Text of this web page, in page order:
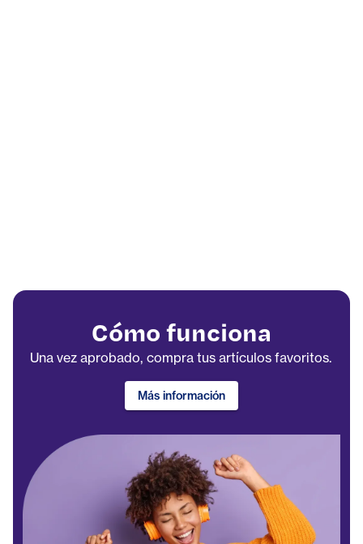
Cómo funciona
Una vez aprobado, compra tus artículos favoritos.
Más información